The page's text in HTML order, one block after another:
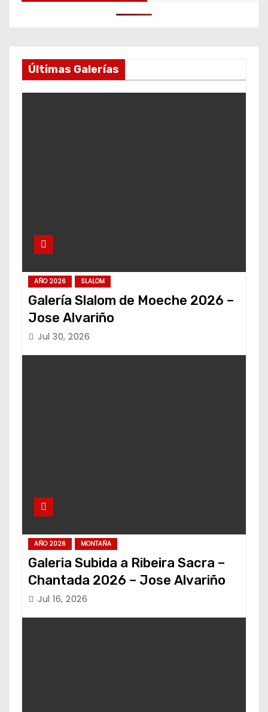
Últimas Galerías
AÑO 2026 SLALOM
Galería Slalom de Moeche 2026 –
Jose Alvariño
Jul 30, 2026
AÑO 2026 MONTAÑA
Galeria Subida a Ribeira Sacra –
Chantada 2026 – Jose Alvariño
Jul 16, 2026